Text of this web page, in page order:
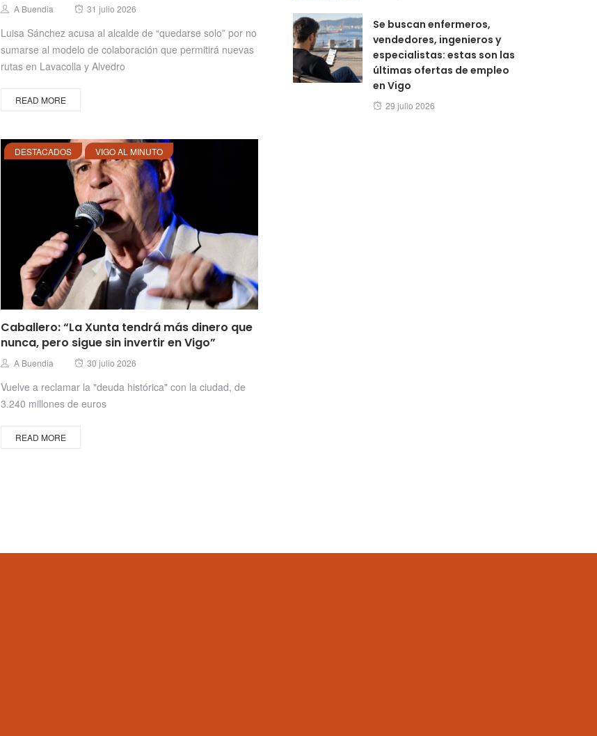
Author
A Buendia
Posted
31 julio 2026
Luisa Sánchez acusa al alcalde de “quedarse solo” por no
sumarse al modelo de colaboración que permitirá nuevas
rutas en Lavacolla y Alvedro
READ MORE
DESTACADOS VIGO AL MINUTO
Caballero: “La Xunta tendrá más dinero que
nunca, pero sigue sin invertir en Vigo”
Author
A Buendia
Posted
30 julio 2026
Vuelve a reclamar la "deuda histórica" con la ciudad, de
3.240 millones de euros
READ MORE
Se buscan enfermeros,
vendedores, ingenieros y
especialistas: estas son las
últimas ofertas de empleo
en Vigo
Posted
29 julio 2026